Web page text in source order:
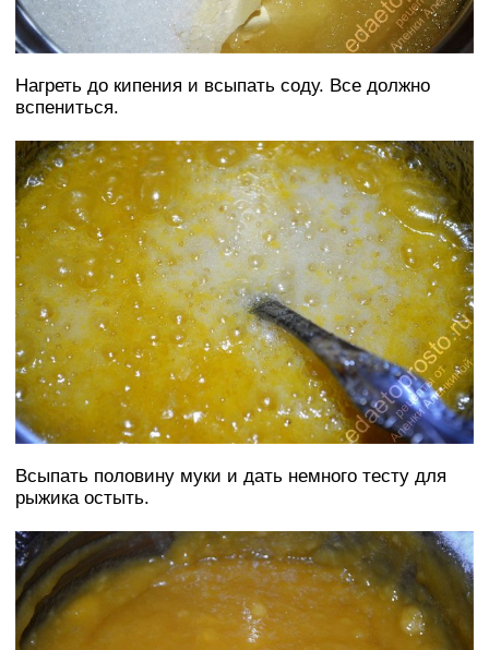
Нагреть до кипения и всыпать соду. Все должно
вспениться.
Всыпать половину муки и дать немного тесту для
рыжика остыть.